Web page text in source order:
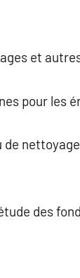
et
pour les
des